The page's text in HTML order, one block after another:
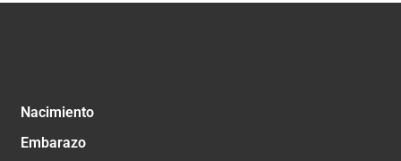
Nacimiento
Embarazo